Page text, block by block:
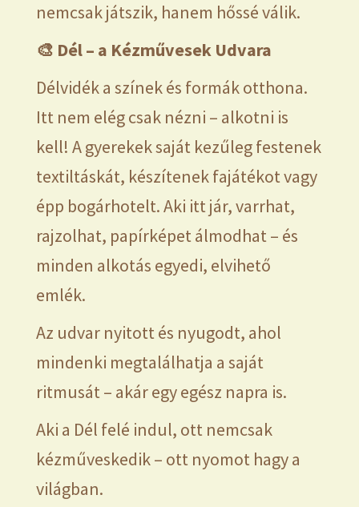
nemcsak játszik, hanem hőssé válik.
🎨 Dél – a Kézművesek Udvara
Délvidék a színek és formák otthona.
Itt nem elég csak nézni – alkotni is
kell! A gyerekek saját kezűleg festenek
textiltáskát, készítenek fajátékot vagy
épp bogárhotelt. Aki itt jár, varrhat,
rajzolhat, papírképet álmodhat – és
minden alkotás egyedi, elvihető
emlék.
Az udvar nyitott és nyugodt, ahol
mindenki megtalálhatja a saját
ritmusát – akár egy egész napra is.
Aki a Dél felé indul, ott nemcsak
kézműveskedik – ott nyomot hagy a
világban.